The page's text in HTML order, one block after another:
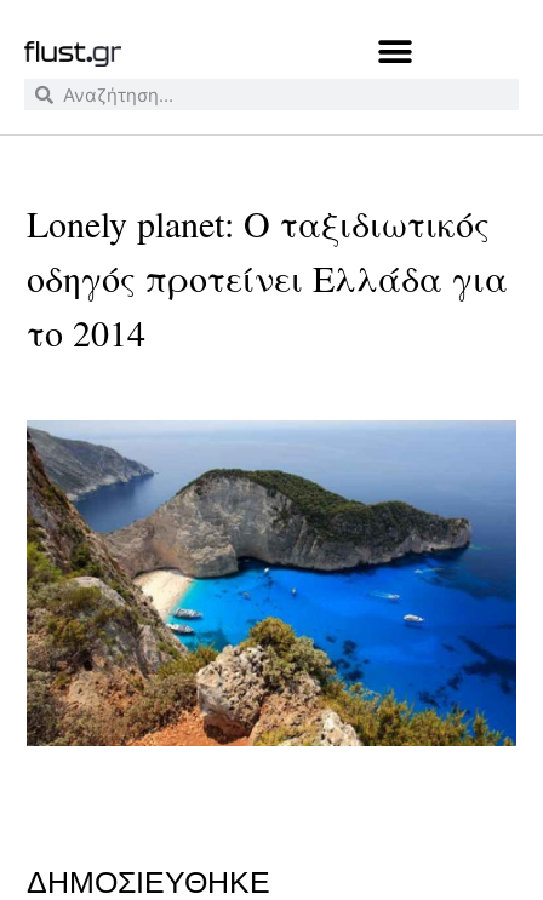
Lonely planet: Ο ταξιδιωτικός
οδηγός προτείνει Ελλάδα για
το 2014
ΔΗΜΟΣΙΕΎΘΗΚΕ